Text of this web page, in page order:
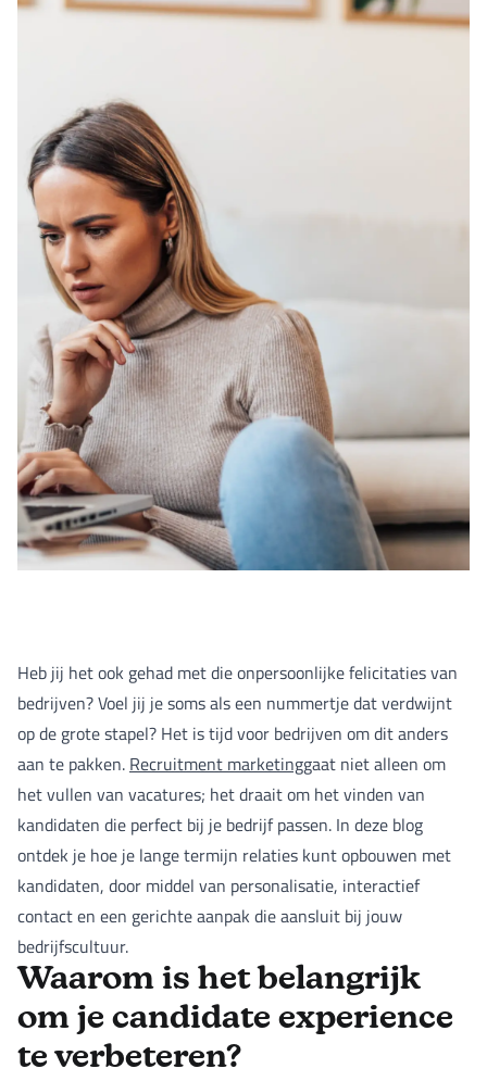
Heb jij het ook gehad met die onpersoonlijke felicitaties van
bedrijven? Voel jij je soms als een nummertje dat verdwijnt
op de grote stapel? Het is tijd voor bedrijven om dit anders
aan te pakken. Recruitment marketinggaat niet alleen om
het vullen van vacatures; het draait om het vinden van
kandidaten die perfect bij je bedrijf passen. In deze blog
ontdek je hoe je lange termijn relaties kunt opbouwen met
kandidaten, door middel van personalisatie, interactief
contact en een gerichte aanpak die aansluit bij jouw
bedrijfscultuur.
Waarom is het belangrijk
om je candidate experience
te verbeteren?